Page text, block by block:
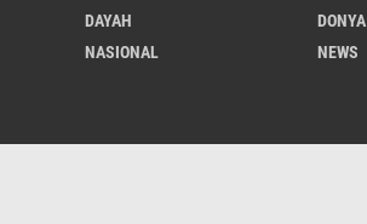
DAYAH DONYA
NASIONAL NEWS